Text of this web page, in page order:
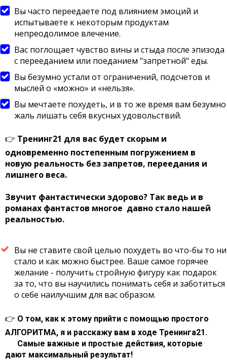
Вы часто переедаете под влиянием эмоций и
испытываете к некоторым продуктам
непреодолимое влечение.
Вас поглощает чувство вины и стыда после эпизода
с перееданием или поеданием "запретной" еды.
Вы безумно устали от ограничений, подсчетов и
мыслей о «можно» и «нельзя».
Вы мечтаете похудеть, и в то же время вам безумно
жаль лишать себя вкусных удовольствий.
👉 Тренинг21 для вас будет скорым и
одновременно постепенным погружением в
новую реальность без запретов, переедания и
лишнего веса.
Звучит фантастически здорово? Так ведь и в
романах фантастов многое давно стало нашей
реальностью.
Вы не ставите свой целью похудеть во что-бы то ни
стало и как можно быстрее. Ваше самое горячее
желание - получить стройную фигуру как подарок
за то, что вы научились понимать себя и заботиться
о себе наилучшим для вас образом.
👉 О том, как к этому прийти с помощью простого
АЛГОРИТМА, я и расскажу вам в ходе Тренинга21.
Самые важные и простые действия, которые
дают максимальный результат!